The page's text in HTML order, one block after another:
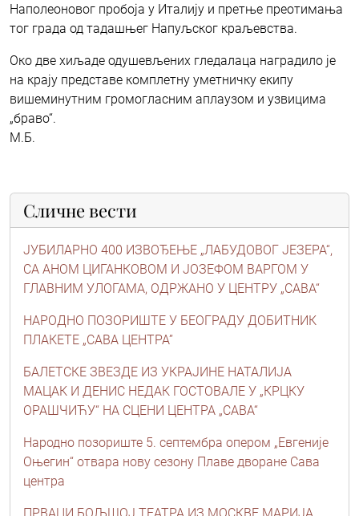
Наполеоновог пробоја у Италију и претње преотимања
тог града од тадашњег Напуљског краљевства.
Око две хиљаде одушевљених гледалаца наградило је
на крају представе комплетну уметничку екипу
вишеминутним громогласним аплаузом и узвицима
„браво“.
М.Б.
Сличне вести
ЈУБИЛАРНО 400 ИЗВОЂЕЊЕ „ЛАБУДОВОГ ЈЕЗЕРА“,
СА АНОМ ЦИГАНКОВОМ И ЈОЗЕФОМ ВАРГОМ У
ГЛАВНИМ УЛОГАМА, ОДРЖАНО У ЦЕНТРУ „САВА“
НАРОДНО ПОЗОРИШТЕ У БЕОГРАДУ ДОБИТНИК
ПЛАКЕТЕ „САВА ЦЕНТРА”
БАЛЕТСКЕ ЗВЕЗДЕ ИЗ УКРАЈИНЕ НАТАЛИЈА
МАЦАК И ДЕНИС НЕДАК ГОСТОВАЛЕ У „КРЦКУ
ОРАШЧИЋУ“ НА СЦЕНИ ЦЕНТРА „САВА“
Народно позориште 5. септембра опером „Евгеније
Оњегин“ отвара нову сезону Плаве дворане Сава
центра
ПРВАЦИ БОЉШОЈ ТЕАТРА ИЗ МОСКВЕ МАРИЈА